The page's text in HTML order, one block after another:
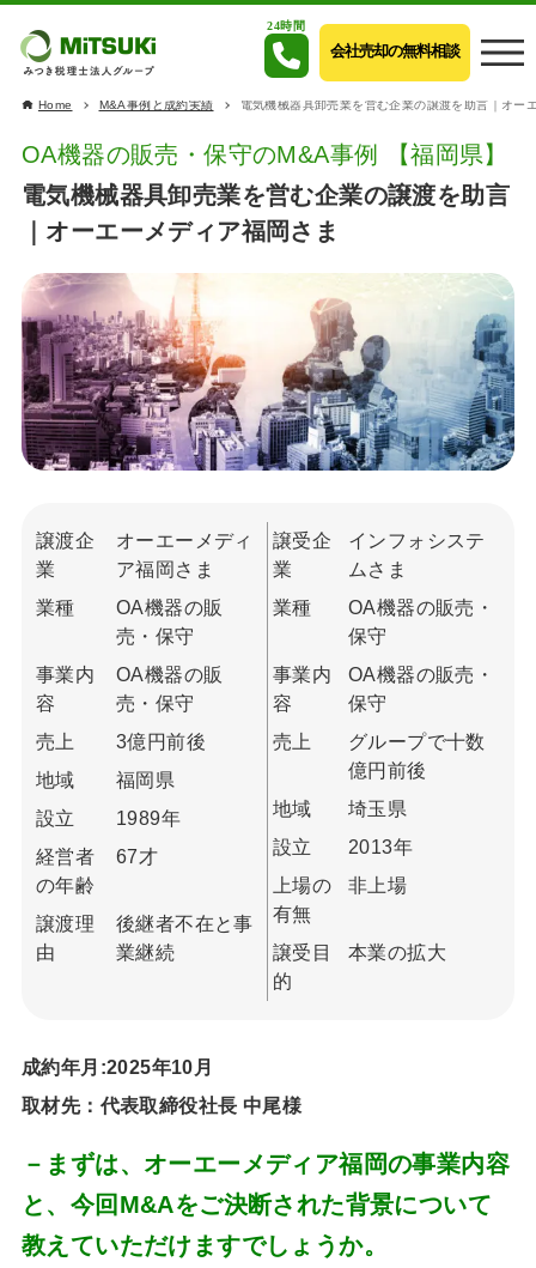
24時間
会社売却の無料相談
Home M&A事例と成約実績 電気機械器具卸売業を営む企業の譲渡を助言｜オー
OA機器の販売・保守のM&A事例 【福岡県】
電気機械器具卸売業を営む企業の譲渡を助言
｜オーエーメディア福岡さま
譲渡企
業
オーエーメディ
ア福岡さま
業種
OA機器の販
売・保守
事業内
容
OA機器の販
売・保守
売上
3億円前後
地域
福岡県
設立
1989年
経営者
の年齢
67才
譲渡理
由
後継者不在と事
業継続
譲受企
業
インフォシステ
ムさま
業種
OA機器の販売・
保守
事業内
容
OA機器の販売・
保守
売上
グループで十数
億円前後
地域
埼玉県
設立
2013年
上場の
有無
非上場
譲受目
的
本業の拡大
成約年月:2025年10月
取材先：代表取締役社長 中尾様
－まずは、オーエーメディア福岡の事業内容
と、今回M&Aをご決断された背景について
教えていただけますでしょうか。